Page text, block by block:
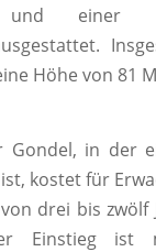
und einer
Höhe von 81
Gondel, in der
kostet für
drei bis zwölf
Einstieg ist